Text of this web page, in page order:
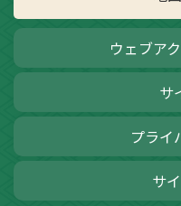
ウェブア
サ
プライ
サ